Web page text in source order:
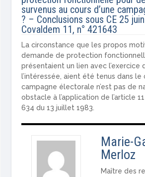
survenus au cours d’une
? – Conclusions sous CE 25
Covaldem 11, n° 421643
La circonstance que les propos
demande de protection
présentaient un lien avec l’exercice
l’intéressée, aient été tenus dans le
campagne électorale n’est pas de
obstacle à l’application de l’article
634 du 13 juillet 1983.
Marie-
Merloz
Maître des